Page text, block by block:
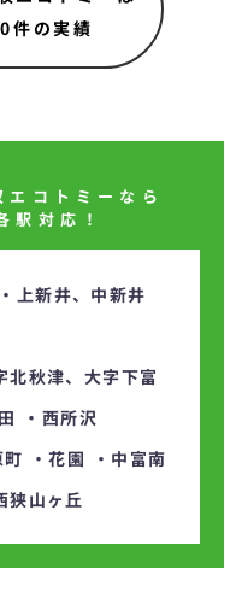
件の実績
コトミーなら
駅対応！
・上新井、中新井
北秋津、大字下富
・西所沢
町 ・花園
・中富南
狭山ヶ丘